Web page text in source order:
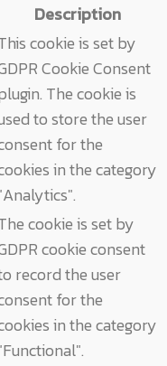
Description
cookie is set by
Cookie Consent
The cookie is
to store the user
for the
in the category
cookie is set by
cookie consent
record the user
for the
in the category